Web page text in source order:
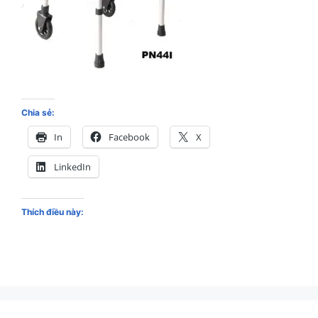
Chia sẻ:
In Facebook X
LinkedIn
Thích điều này: